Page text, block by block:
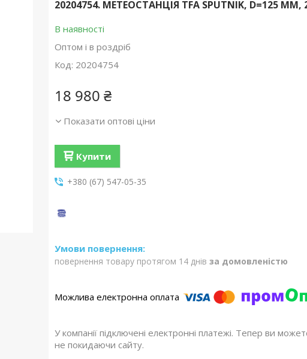
20204754. МЕТЕОСТАНЦІЯ TFA SPUTNIK, D=125
В наявності
Оптом і в роздріб
Код: 20204754
18 980 ₴
Показати оптові ціни
Купити
+380 (67) 547-05-35
повернення товару протягом 14 днів за домовленістю
У компанії підключені електронні платежі. Тепер ви
не покидаючи сайту.